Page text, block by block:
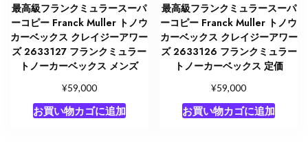
最高級フランクミュラースーパ
ーコピー Franck Muller トノウ
カーベックス クレイジーアワー
ズ 2633127 フランクミュラー
トノーカーベックス メンズ
¥59,000
お買い物カゴに追加
最高級フランクミュラースーパ
ーコピー Franck Muller トノウ
カーベックス クレイジーアワー
ズ 2633126 フランクミュラー
トノーカーベックス 定価
¥59,000
お買い物カゴに追加